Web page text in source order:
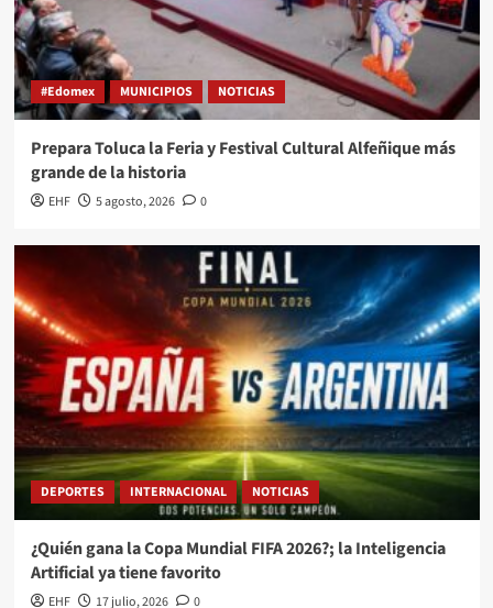
#Edomex MUNICIPIOS NOTICIAS
Prepara Toluca la Feria y Festival Cultural Alfeñique más
grande de la historia
EHF 5 agosto, 2026 0
DEPORTES INTERNACIONAL NOTICIAS
¿Quién gana la Copa Mundial FIFA 2026?; la Inteligencia
Artificial ya tiene favorito
EHF 17 julio, 2026 0